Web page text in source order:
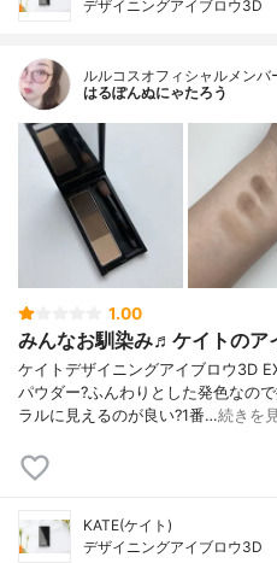
デザイニングアイブロウ3D
ルルコスオフィシャルメンバ
はるぽんぬにゃたろう
1.00
みんなお馴染み♬ケイトのア
ケイトデザイニングアイブロウ3D
パウダー?ふんわりとした発色なの
ラルに見えるのが良い?1番…続きを
KATE(ケイト)
デザイニングアイブロウ3D